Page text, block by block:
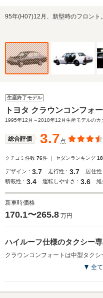
95年(H07)12月、新型時のフロン
生産終了モデル
トヨタ クラウンコンフォ
1995年12月～2018年12月生産モデルのカ
総合評価 3.7点
クチコミ件数 76件 ｜ セダンランキング
デザイン : 3.7 走行性 : 3.7 居住性
積載性 : 3.4 運転しやすさ : 3.6 維
新車時価格
170.1〜265.8 万円
ハイルーフ仕様のタクシー
全